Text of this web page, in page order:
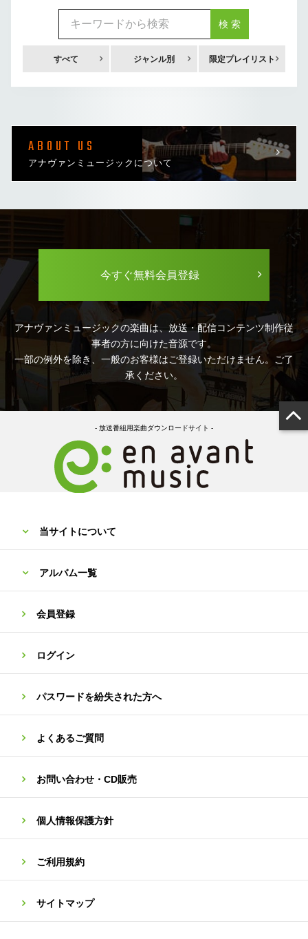
検 索
すべて ジャンル別 限定プレイリスト
ABOUT US
アナヴァンミュージックについて
今すぐ無料会員登録
アナヴァンミュージックの楽曲は、放送・配信コンテンツ制作従
事者の方に向けた音源です。
一部の例外を除き、一般のお客様はご登録いただけません。ご了
承ください。
- 放送番組用楽曲ダウンロードサイト -
当サイトについて
アルバム一覧
会員登録
ログイン
パスワードを紛失された方へ
よくあるご質問
お問い合わせ・CD販売
個人情報保護方針
ご利用規約
サイトマップ